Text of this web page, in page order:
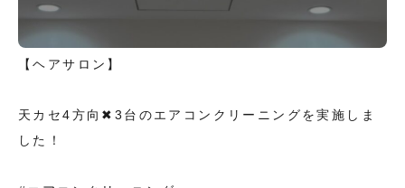
【ヘアサロン】
天カセ4方向✖︎3台のエアコンクリーニングを実施しま
した！